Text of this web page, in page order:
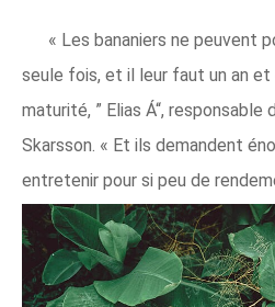
« Les bananiers ne peuvent
seule fois, et il leur faut un an et
maturité, ” Elias Á“, responsable
Skarsson. « Et ils demandent
entretenir pour si peu de